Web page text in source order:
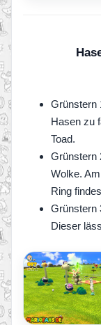
Grünstern
Hasen zu
Toad.
Grünstern
Wolke.
Ring
Grünstern
Dieser